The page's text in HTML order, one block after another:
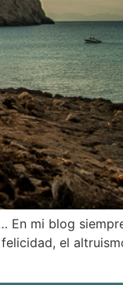
En mi blog
el